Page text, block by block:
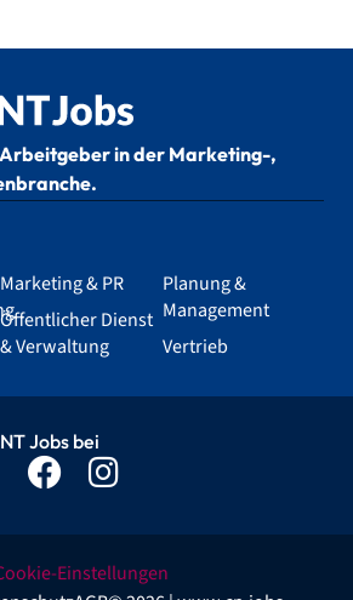
Arbeitgeber in der Marketing-,
Marketing & PR
Öffentlicher Dienst
& Verwaltung
Planung &
Management
Vertrieb
Jobs bei
Einstellungen